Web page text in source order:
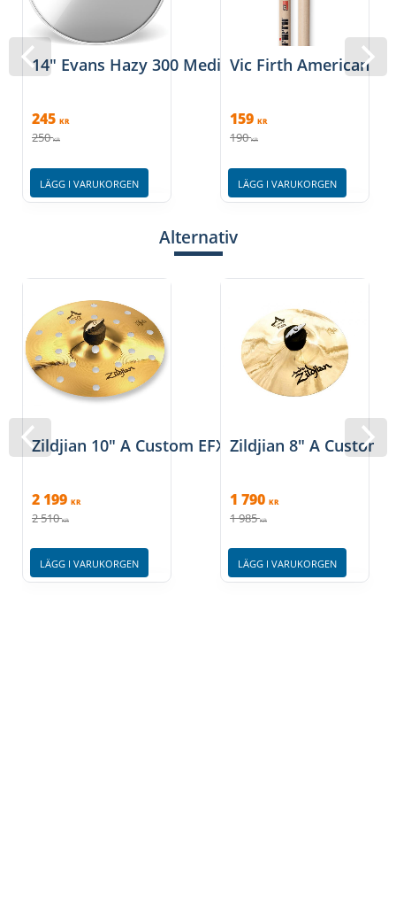
14" Evans Hazy 300 Medium
245 KR
250 KR
LÄGG I VARUKORGEN
Vic Firth American
159 KR
190 KR
LÄGG I VARUKORGEN
Alternativ
Zildjian 10" A Custom EFX Splash
2 199 KR
2 510 KR
LÄGG I VARUKORGEN
Zildjian 8" A Custom
1 790 KR
1 985 KR
LÄGG I VARUKORGEN